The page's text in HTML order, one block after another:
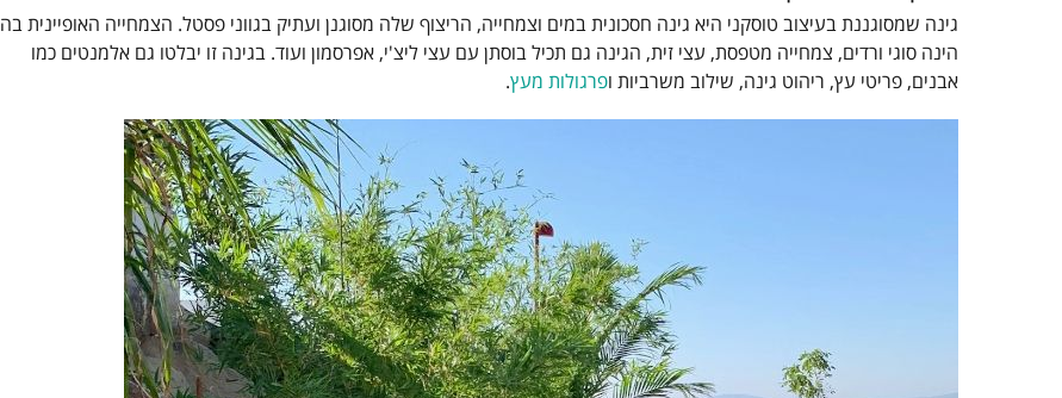
גינה שמסוגננת בעיצוב טוסקני היא גינה חסכונית במים וצמחייה, הריצוף שלה מסוגנן ועתיק בגווני פסטל. הצמחייה האופיינית בה
הינה סוגי ורדים, צמחייה מטפסת, עצי זית, הגינה גם תכיל בוסתן עם עצי ליצ'י, אפרסמון ועוד. בגינה זו יבלטו גם אלמנטים כמו
אבנים, פריטי עץ, ריהוט גינה, שילוב משרביות ופרגולות מעץ.